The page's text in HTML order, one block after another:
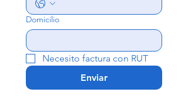
Domicilio
Necesito factura con RUT
Enviar